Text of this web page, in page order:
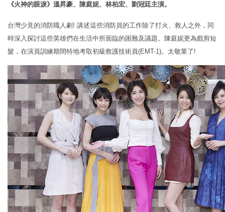
《火神的眼淚》溫昇豪、陳庭妮、林柏宏、劉冠廷主演。
台灣少見的消防職人劇! 講述這些消防員的工作除了打火、救人之外，同
時深入探討這些英雄們在生活中所面臨的困難及議題。陳庭妮更為戲剪短
髮，在演員訓練期間特地考取初級救護技術員(EMT-1)。太敬業了!